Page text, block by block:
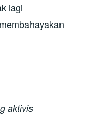
lagi
aktivis